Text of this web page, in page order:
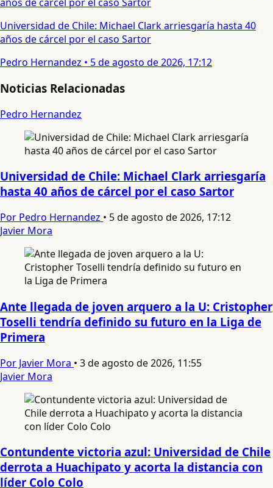
Universidad de Chile: Michael Clark arriesgaría hasta 40
años de cárcel por el caso Sartor
Pedro Hernandez • 5 de agosto de 2026, 17:12
Noticias Relacionadas
Pedro Hernandez
Universidad de Chile: Michael Clark arriesgaría
hasta 40 años de cárcel por el caso Sartor
Por Pedro Hernandez • 5 de agosto de 2026, 17:12
Javier Mora
Ante llegada de joven arquero a la U: Cristopher
Toselli tendría definido su futuro en la Liga de
Primera
Por Javier Mora • 3 de agosto de 2026, 11:55
Javier Mora
Contundente victoria azul: Universidad de Chile
derrota a Huachipato y acorta la distancia con
líder Colo Colo